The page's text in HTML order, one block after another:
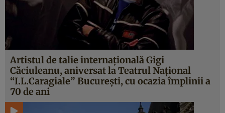
Artistul de talie internaţională Gigi
Căciuleanu, aniversat la Teatrul Naţional
“I.L.Caragiale” Bucureşti, cu ocazia împlinii a
70 de ani